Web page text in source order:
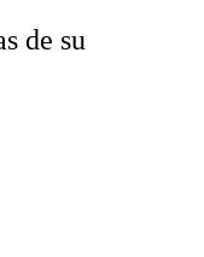
de su